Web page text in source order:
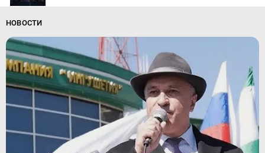
НОВОСТИ